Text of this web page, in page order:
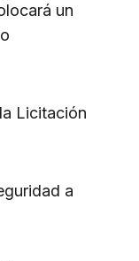
un
Licitación
a